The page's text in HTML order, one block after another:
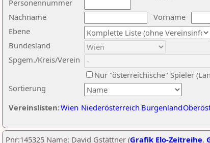
Nachname
Vorname
Ebene
Sortierung
Personennummer
Bundesland
Spgem./Kreis/Verein
Nur "österreichische" Spieler
Vereinslisten:Wien Niederösterreich Burgenland
Pnr:145325 Name: David Gstättner (Grafik Elo-Zeitreihe,